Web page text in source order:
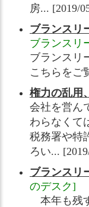
房... [2019/
ブランスリ
ブランスリ
ブランスリ
こちらをご
権力の乱用
会社を営ん
わらなくて
税務署や特
ろい...
ブランスリ
のデスク]
本年も残